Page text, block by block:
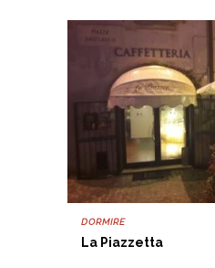
DORMIRE
La Piazzetta